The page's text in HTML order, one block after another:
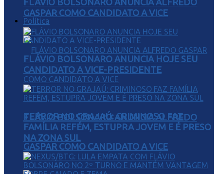
Política
FLÁVIO BOLSONARO ANUNCIA ALFREDO
GASPAR COMO CANDIDATO A VICE
FLÁVIO BOLSONARO ANUNCIA ALFREDO
GASPAR COMO CANDIDATO A VICE
FLÁVIO BOLSONARO ANUNCIA HOJE SEU
CANDIDATO A VICE-PRESIDENTE
TERROR NO GRAJAÚ: CRIMINOSO FAZ
FAMÍLIA REFÉM, ESTUPRA JOVEM E É PRESO
NA ZONA SUL